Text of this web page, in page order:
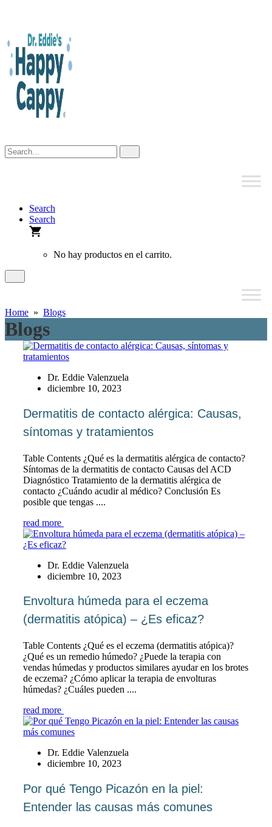
content
Search
Search
No hay productos en el carrito.
Home » Blogs
Blogs
Dr. Eddie Valenzuela
diciembre 10, 2023
Dermatitis de contacto alérgica: Causas,
síntomas y tratamientos
Table Contents ¿Qué es la dermatitis alérgica de contacto?
Síntomas de la dermatitis de contacto Causas del ACD
Diagnóstico Tratamiento de la dermatitis alérgica de
contacto ¿Cuándo acudir al médico? Conclusión Es
posible que tengas ....
read more
Dr. Eddie Valenzuela
diciembre 10, 2023
Envoltura húmeda para el eczema
(dermatitis atópica) – ¿Es eficaz?
Table Contents ¿Qué es el eczema (dermatitis atópica)?
¿Qué es un remedio húmedo? ¿Puede la terapia con
vendas húmedas y productos similares ayudar en los brotes
de eczema? ¿Cómo aplicar la terapia de envolturas
húmedas? ¿Cuáles pueden ....
read more
Dr. Eddie Valenzuela
diciembre 10, 2023
Por qué Tengo Picazón en la piel:
Entender las causas más comunes